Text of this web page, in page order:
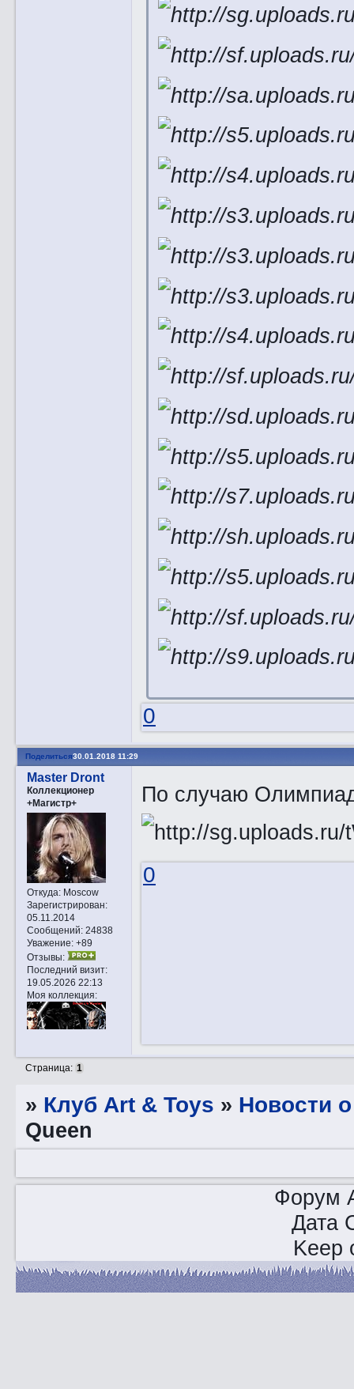
0
Поделиться30.01.2018 11:29
Master Dront
Коллекционер
+Магистр+
Откуда:Moscow
Зарегистрирован:
05.11.2014
Сообщений:24838
Уважение: +89
Отзывы:
Последний визит:
19.05.2026 22:13
Моя коллекция:
По случаю
0
Страница: 1
» Клуб Art & Toys » ­Новости
Queen
Форум
Дата
Keep